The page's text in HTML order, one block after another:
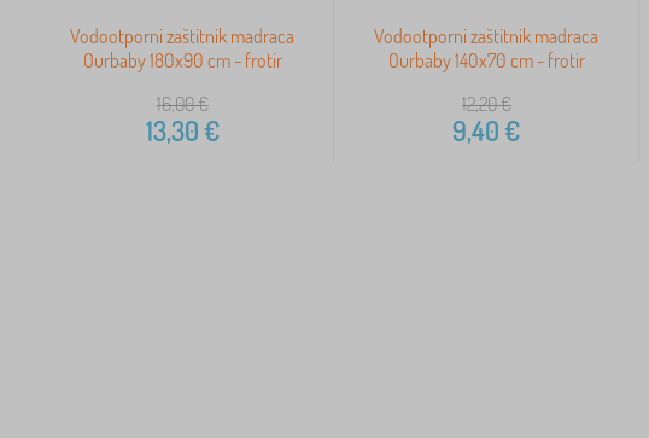
Vodootporni zaštitnik madraca
Ourbaby 180x90 cm - frotir
16,00€
13,30€
Vodootporni zaštitnik madraca
Ourbaby 140x70 cm - frotir
12,20€
9,40€